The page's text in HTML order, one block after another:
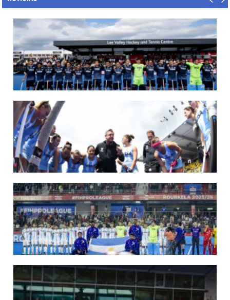
14/07/2026
MUNDIAL 2026: LOS LEONES CONVOCADOS POR LUCAS REY
Del 15 al 30 de agosto disputarán el Mundial en Países Bajos y Bélgica.
LEER MÁS
09/07/2026
MUNDIAL 2026: LAS LEONAS CONVOCADAS POR FERNANDO F...
Del 15 al 30 de agosto disputarán el Mundial 2026 en Países Bajos y Bélgica.
LEER MÁS
29/05/2026
LOS LEONES CONVOCADOS PARA LA VENTANA EUROPEA DE P...
En junio, el seleccionado nacional disputará las últimas dos ventanas de Pro
League 2025-26 en Inglaterra y Alemania.